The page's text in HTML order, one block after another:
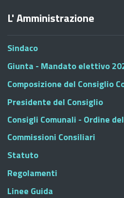
L' Amministrazione
Sindaco
Giunta - Mandato elettivo
Composizione del Consiglio
Presidente del Consiglio
Consigli Comunali - Ordine
Commissioni Consiliari
Statuto
Regolamenti
Linee Guida